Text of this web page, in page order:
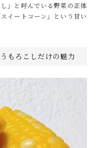
」と呼んでいる野菜の正体
イートコーン」という甘い
もろこしだけの魅力